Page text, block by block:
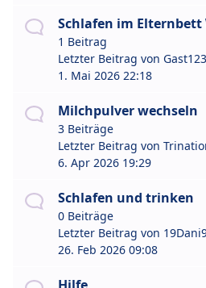
Schlafen im Elternbett
1 Beitrag
Letzter Beitrag von
1. Mai 2026 22:18
Milchpulver wechseln
3 Beiträge
Letzter Beitrag von
6. Apr 2026 19:29
Schlafen und trinken
0 Beiträge
Letzter Beitrag von
26. Feb 2026 09:08